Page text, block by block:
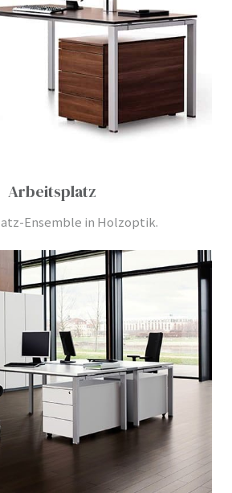
Arbeitsplatz
Ensemble in Holzoptik.